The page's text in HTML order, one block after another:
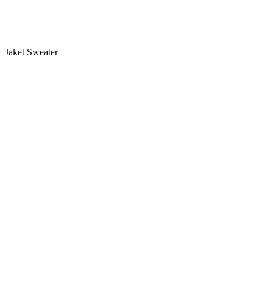
Jaket Sweater